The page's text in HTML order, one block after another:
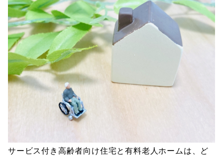
サービス付き高齢者向け住宅と有料老人ホームは、ど